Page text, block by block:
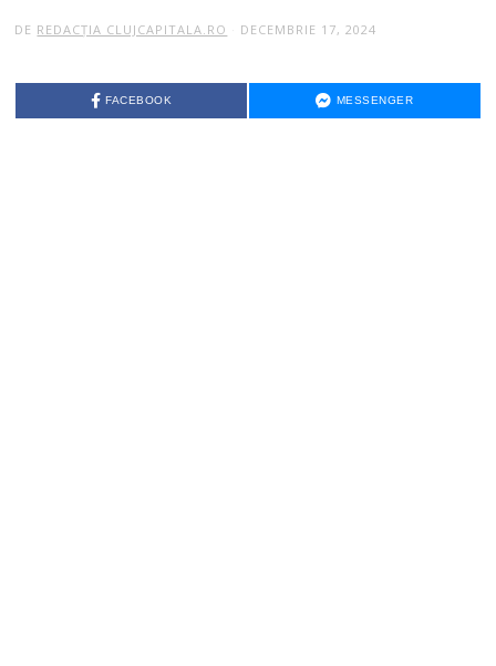
DE REDACȚIA CLUJCAPITALA.RO DECEMBRIE 17, 2024
FACEBOOK MESSENGER